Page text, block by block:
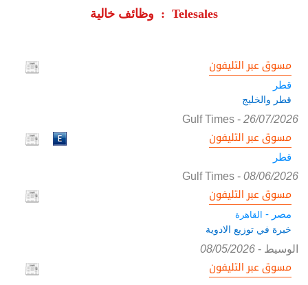
وظائف خالية : Telesales
مسوق عبر التليفون
قطر
قطر والخليج
Gulf Times- 26/07/2026
مسوق عبر التليفون
قطر
Gulf Times- 08/06/2026
مسوق عبر التليفون
مصر - القاهرة
خبرة في توزيع الادوية
الوسيط -
08/05/2026
مسوق عبر التليفون